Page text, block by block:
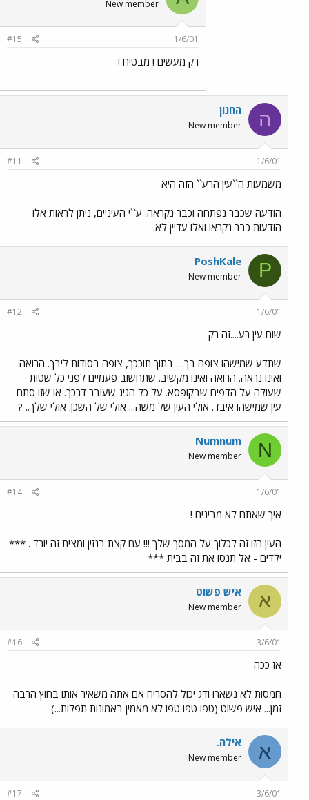
New member
1/6/01
#15
רק מעשים ! מבטיח !
ה החנון
New member
1/6/01
#11
משמעות ה``עין הרע`` הזה היא
הודעה שכבר נפתחה וכבר נקראה. ע``י העיניים, ניתן לראות אלו
הודעות כבר נקראו ואלו עדיין לא.
P
PoshKale
New member
1/6/01
#12
שום עין רע....זה רק
שתדע שמישהו צופה בך.... בתוך תוככך, צופה בסודות ליבך. הרואה
ואינו נראה. הרואה ואינו מקשיב. שתחשוב פעמיים לפני כל שטות
שעולה על הדפים שבקופסא. על כל הגיג שעובר דרכך. או שזו סתם
עין שמישהו איבד. אולי העין של משה... אולי של השכן. אולי שלך.. ?
N
Numnum
New member
1/6/01
#14
איך שאתם לא מבינים !
העין הזו זה לכלוך על המסך שלך !!! עם קצת בנזין ומצית זה יורד . ***
ילדים - אל תנסו את זה בבית ***
א איש פשוט
New member
3/6/01
#16
אז ככה
חמסות לא נשארו ודג יכול להסריח אם אתה משאיר אותו בחוץ הרבה
זמן... איש פשוט (טפו טפו טפו לא מאמין באמונות תפלות...)
א אילה.
New member
3/6/01
#17